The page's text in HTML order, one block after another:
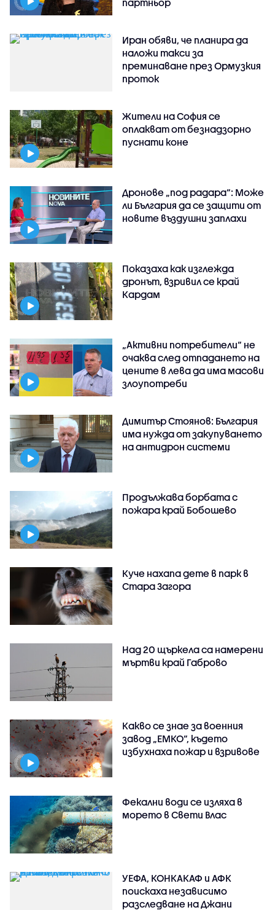
партньор
Иран обяви, че планира да
наложи такси за
преминаване през Ормузкия
проток
Жители на София се
оплакват от безнадзорно
пуснати коне
Дронове „под радара“: Може
ли България да се защити от
новите въздушни заплахи
Показаха как изглежда
дронът, взривил се край
Кардам
„Активни потребители“ не
очаква след отпадането на
цените в лева да има масови
злоупотреби
Димитър Стоянов: България
има нужда от закупуването
на антидрон системи
Продължава борбата с
пожара край Бобошево
Куче нахапа дете в парк в
Стара Загора
Над 20 щъркела са намерени
мъртви край Габрово
Какво се знае за военния
завод „ЕМКО“, където
избухнаха пожар и взривове
Фекални води се изляха в
морето в Свети Влас
УЕФА, КОНКАКАФ и АФК
поискаха независимо
разследване на Джани